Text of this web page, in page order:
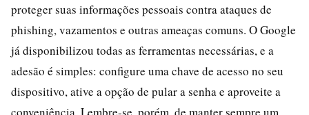
proteger suas informações pessoais contra ataques de
phishing, vazamentos e outras ameaças comuns. O Google
já disponibilizou todas as ferramentas necessárias, e a
adesão é simples: configure uma chave de acesso no seu
dispositivo, ative a opção de pular a senha e aproveite a
conveniência. Lembre-se, porém, de manter sempre um